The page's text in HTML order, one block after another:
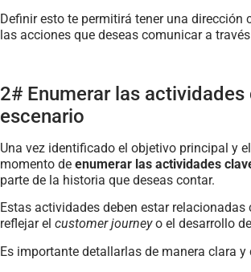
Definir esto te permitirá tener una dirección
las acciones que deseas comunicar a
2# Enumerar las actividades
escenario
Una vez identificado el objetivo principal y
momento de enumerar las actividades
parte de la historia que deseas contar.
Estas actividades deben estar relacionadas
reflejar el customer journeyo el desarrollo
Es importante detallarlas de manera clara y